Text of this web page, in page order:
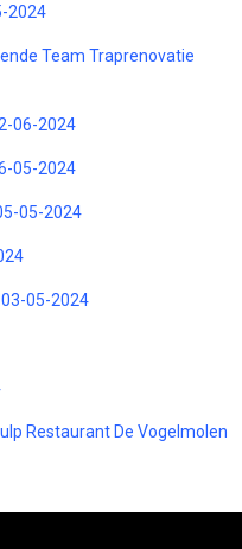
2024
Team Traprenovatie
06-2024
05-2024
05-2024
05-2024
Restaurant De Vogelmolen